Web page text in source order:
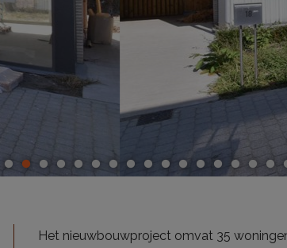
Het nieuwbouwproject omvat 35